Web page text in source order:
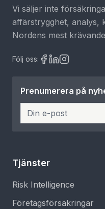
Vi säljer inte
affärstrygghet, analys,
Nordens mest
Följ oss:
Prenumerera på
Tjänster
Risk Intelligence
Företagsförsäkringar